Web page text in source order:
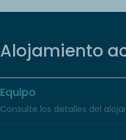
Alojamiento
Equipo
Consulte los detalles del